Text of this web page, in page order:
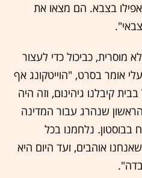
בצבא. הם מצאו את
מוסרית, כביכול כדי לעצור
אומר בסרט, "הוייטקונג אף
קיבלנו גיהינום, וזה היה
שנהרג עבור המדינה
בבוסטון. נלחמנו בכל
אוהבים, ועד היום היא